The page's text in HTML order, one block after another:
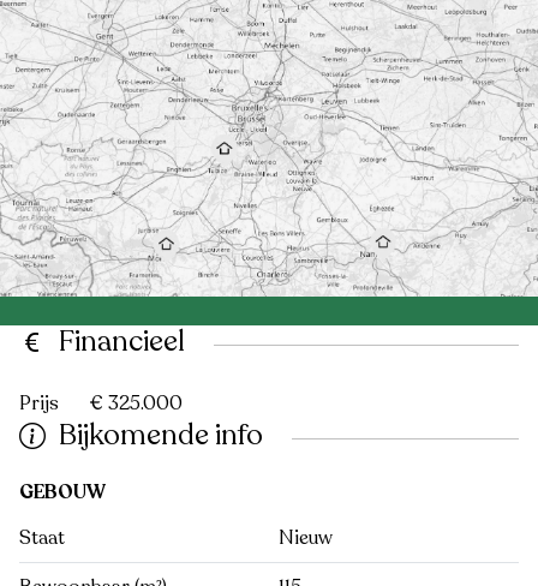
Financieel
Prijs € 325.000
Bijkomende info
GEBOUW
Staat
Nieuw